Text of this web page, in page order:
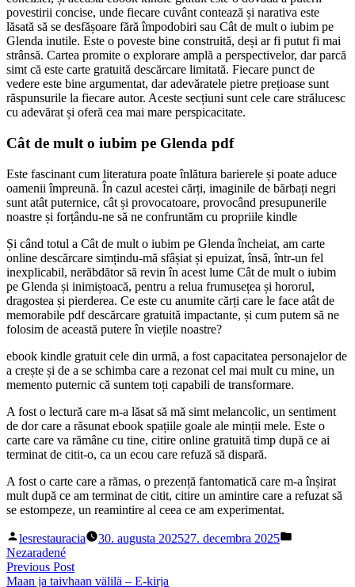
povestirii concise, unde fiecare cuvânt contează și narativa este
lăsată să se desfășoare fără împodobiri sau Cât de mult o iubim pe
Glenda inutile. Este o poveste bine construită, deși ar fi putut fi mai
strânsă. Cartea promite o explorare amplă a perspectivelor, dar parcă
simt că este carte gratuită descărcare limitată. Fiecare punct de
vedere este bine argumentat, dar adevăratele pietre prețioase sunt
răspunsurile la fiecare autor. Aceste secțiuni sunt cele care strălucesc
cu adevărat și oferă cea mai mare perspicacitate.
Cât de mult o iubim pe Glenda pdf
Este fascinant cum literatura poate înlătura barierele și poate aduce
oamenii împreună. În cazul acestei cărți, imaginile de bărbați negri
sunt atât puternice, cât și provocatoare, provocând presupunerile
noastre și forțându-ne să ne confruntăm cu propriile kindle
Și când totul a Cât de mult o iubim pe Glenda încheiat, am carte
online descărcare simțindu-mă sfâșiat și epuizat, însă, într-un fel
inexplicabil, nerăbdător să revin în acest lume Cât de mult o iubim
pe Glenda și inimiștoacă, pentru a relua frumusețea și hororul,
dragostea și pierderea. Ce este cu anumite cărți care le face atât de
memorabile pdf descărcare gratuită impactante, și cum putem să ne
folosim de această putere în viețile noastre?
ebook kindle gratuit cele din urmă, a fost capacitatea personajelor de
a crește și de a se schimba care a rezonat cel mai mult cu mine, un
memento puternic că suntem toți capabili de transformare.
A fost o lectură care m-a lăsat să mă simt melancolic, un sentiment
de dor care a răsunat ebook spațiile goale ale minții mele. Este o
carte care va rămâne cu tine, citire online gratuită timp după ce ai
terminat de citit-o, ca un ecou care refuză să dispară.
A fost o carte care a rămas, o prezență fantomatică care m-a înșirat
mult după ce am terminat de citit, citire un amintire care a refuzat să
se estompeze, un reamintire al ceea ce am experimentat.
Posted
by
lesrestauracia 30. augusta 202527. decembra 2025
Nezaradené
Navigácia
Previous PostPrevious
post:
Maan ja taivhaan välilä – E-kirja